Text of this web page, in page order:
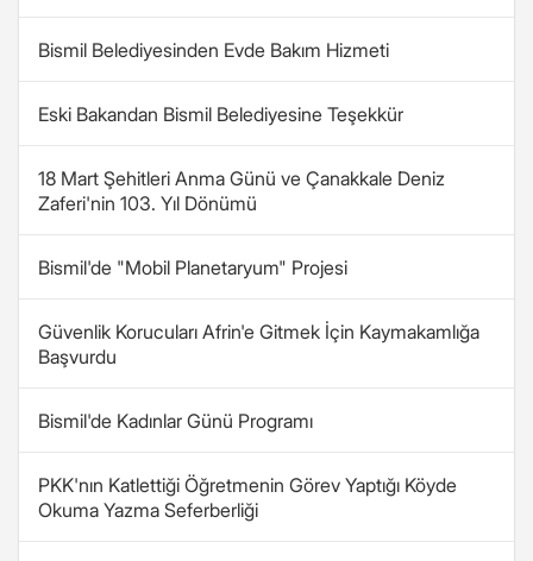
Bismil Belediyesinden Evde Bakım Hizmeti
Eski Bakandan Bismil Belediyesine Teşekkür
18 Mart Şehitleri Anma Günü ve Çanakkale Deniz
Zaferi'nin 103. Yıl Dönümü
Bismil'de "Mobil Planetaryum" Projesi
Güvenlik Korucuları Afrin'e Gitmek İçin Kaymakamlığa
Başvurdu
Bismil'de Kadınlar Günü Programı
PKK'nın Katlettiği Öğretmenin Görev Yaptığı Köyde
Okuma Yazma Seferberliği